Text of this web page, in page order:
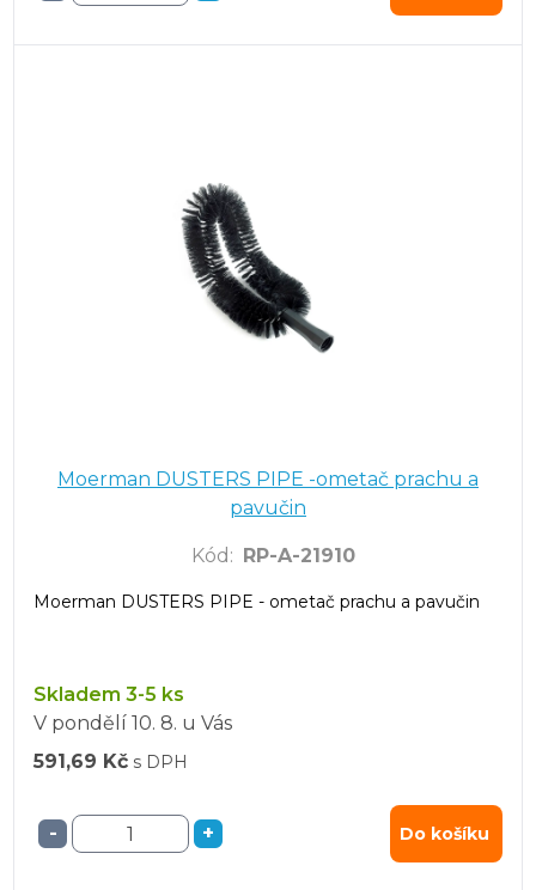
Moerman DUSTERS PIPE -ometač prachu a
pavučin
Kód : RP-A-21910
Moerman DUSTERS PIPE - ometač prachu a pavučin
Skladem 3-5 ks
V pondělí 10. 8. u Vás
591,69 Kč s DPH
- + Do košíku